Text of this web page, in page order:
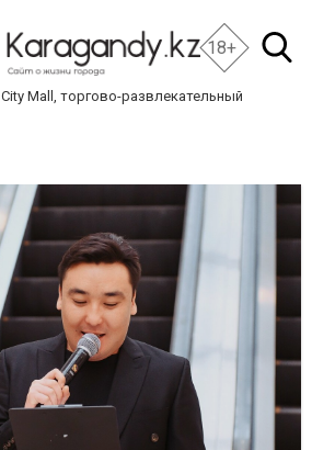
18+
City Mall, торгово-развлекательный